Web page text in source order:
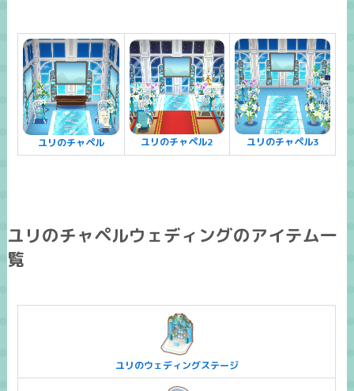
ユリのチャペル ユリのチャペル2 ユリのチャペル3
ユリのチャペルウェディングのアイテム一
覧
ユリのウェディングステージ